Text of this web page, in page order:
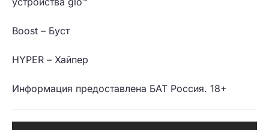
Boost – Буст
HYPER – Хайпер
Информация предоставлена БАТ Россия. 18+